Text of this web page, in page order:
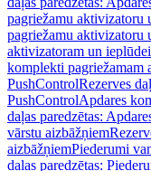
pagriežamu aktivizatoru
pagriežamu aktivizatoru
aktivizatoram un ieplūdei
komplekti pagriežamam
PushControlRezerves
PushControlApdares
daļas paredzētas:
vārstu aizbāžņiem
aizbāžņiemPiederumi
daļas paredzētas: